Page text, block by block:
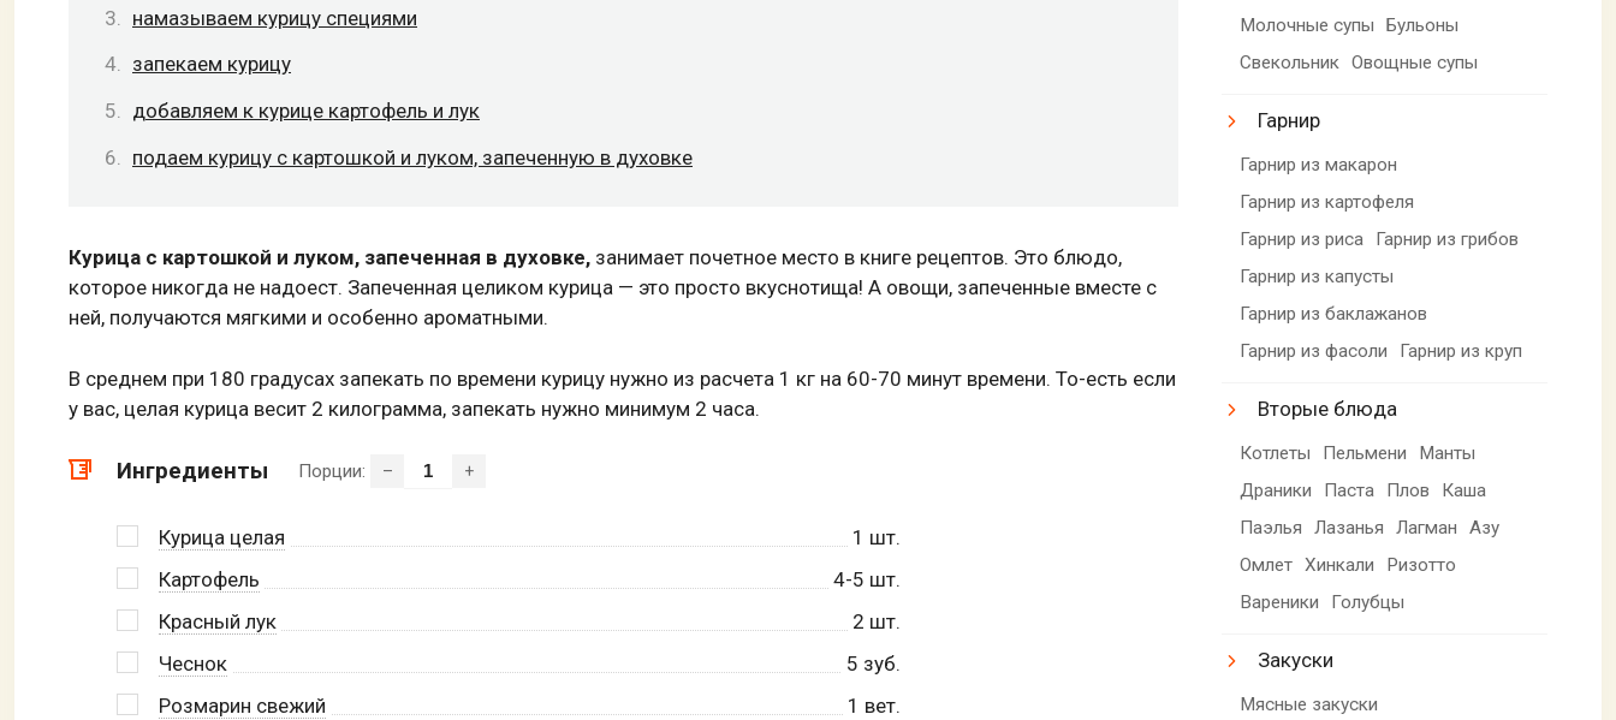
намазываем курицу специями
запекаем курицу
добавляем к курице картофель и лук
подаем курицу с картошкой и луком, запеченную в духовке
Курица с картошкой и луком, запеченная в духовке, занимает почетное место в книге рецептов. Это блюдо,
которое никогда не надоест. Запеченная целиком курица — это просто вкуснотища! А овощи, запеченные вместе с
ней, получаются мягкими и особенно ароматными.
В среднем при 180 градусах запекать по времени курицу нужно из расчета 1 кг на 60-70 минут времени. То-есть если
у вас, целая курица весит 2 килограмма, запекать нужно минимум 2 часа.
Ингредиенты Порции: – +
Курица целая 1 шт.
Картофель
4-5 шт.
Красный лук
2 шт.
Чеснок
5 зуб.
Розмарин свежий
1 вет.
Молочные супы
Бульоны
Свекольник Овощные супы
Гарнир
Гарнир из макарон
Гарнир из картофеля
Гарнир из риса
Гарнир из грибов
Гарнир из капусты
Гарнир из баклажанов
Гарнир из фасоли
Гарнир из круп
Вторые блюда
Котлеты Пельмени
Манты
Драники
Паста Плов
Каша
Паэлья
Лазанья Лагман
Азу
Омлет Хинкали
Ризотто
Вареники
Голубцы
Закуски
Мясные закуски